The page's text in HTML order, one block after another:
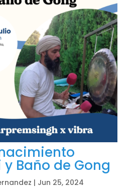
Baño de Gong
| Jun 25, 2024